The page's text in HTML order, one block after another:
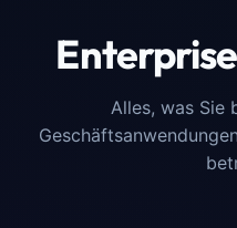
Alles, was Sie